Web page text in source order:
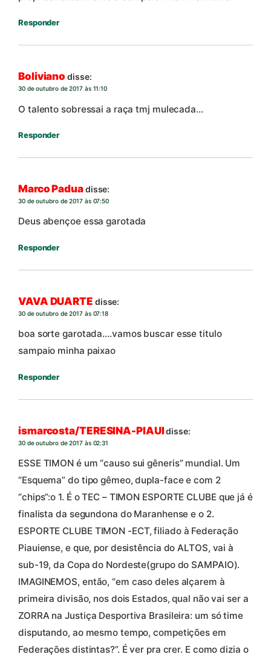
Responder
Boliviano disse:
30 de outubro de 2017 às 11:10
O talento sobressai a raça tmj mulecada…
Responder
Marco Paduadisse:
30 de outubro de 2017 às 07:50
Deus abençoe essa garotada
Responder
VAVA DUARTE disse:
30 de outubro de 2017 às 07:18
boa sorte garotada….vamos buscar esse titulo
sampaio minha paixao
Responder
ismarcosta/TERESINA-PIAUIdisse:
30 de outubro de 2017 às 02:31
ESSE TIMON é um “causo sui gêneris” mundial. Um
“Esquema” do tipo gêmeo, dupla-face e com 2
“chips”:o 1. É o TEC – TIMON ESPORTE CLUBE que já é
finalista da segundona do Maranhense e o 2.
ESPORTE CLUBE TIMON -ECT, filiado à Federação
Piauiense, e que, por desistência do ALTOS, vai à
sub-19, da Copa do Nordeste(grupo do SAMPAIO).
IMAGINEMOS, então, “em caso deles alçarem à
primeira divisão, nos dois Estados, qual não vai ser a
ZORRA na Justiça Desportiva Brasileira: um só time
disputando, ao mesmo tempo, competições em
Federações distintas?”. É ver pra crer. E como dizia o